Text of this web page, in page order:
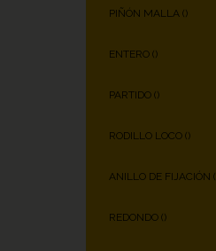
PIÑÓN MALLA ()
ENTERO ()
PARTIDO ()
RODILLO LOCO ()
ANILLO DE FIJACIÓN (
REDONDO ()